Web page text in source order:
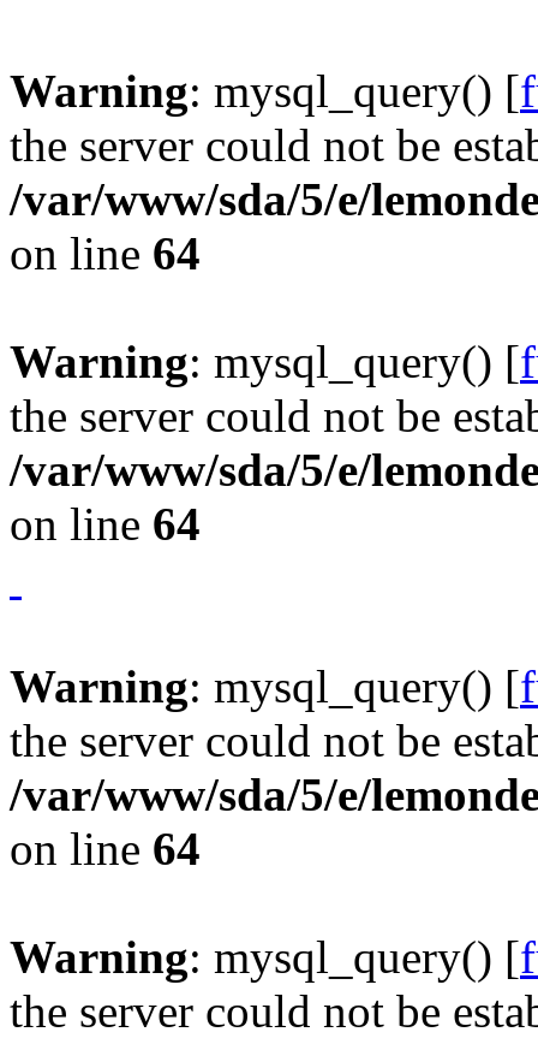
Warning: mysql_query() [
the server could not be
/var/www/sda/5/e/
on line 64
Warning: mysql_query() [
the server could not be
/var/www/sda/5/e/
on line 64
Warning: mysql_query() [
the server could not be
/var/www/sda/5/e/
on line 64
Warning: mysql_query() [
the server could not be